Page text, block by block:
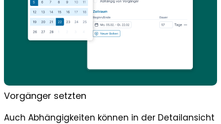
Vorgänger setzten
Auch Abhängigkeiten können in der Detailansicht